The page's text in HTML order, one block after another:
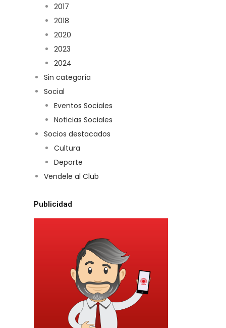
2017
2018
2020
2023
2024
Sin categoría
Social
Eventos Sociales
Noticias Sociales
Socios destacados
Cultura
Deporte
Vendele al Club
Publicidad